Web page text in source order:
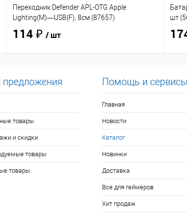
Переходник Defender APL-OTG Apple
Lighting(M)—USB(F), 8см (87657)
114 ₽ / шт
шт
товары
и скидки
товары
товары
Помощь и сервисы
Главная
Новости
Каталог
Новинки
Доставка
Все для геймеров
Хит продаж